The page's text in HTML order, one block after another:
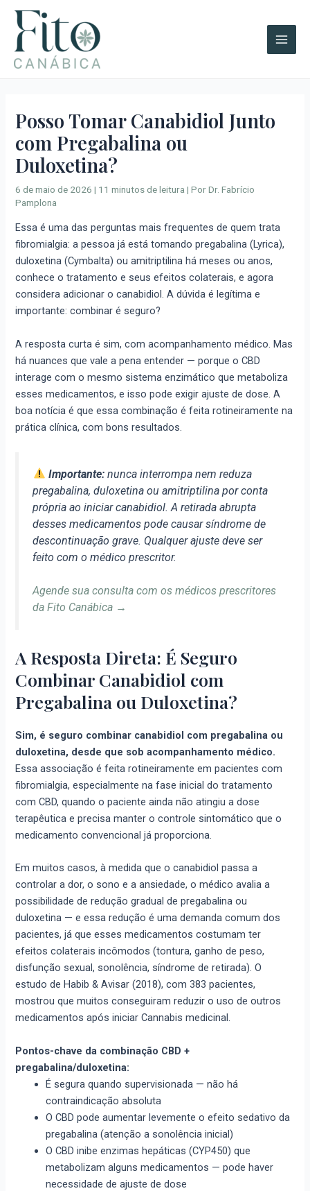
para
conteúdo
Posso Tomar Canabidiol Junto
com Pregabalina ou
Duloxetina?
6 de maio de 2026| 11 minutos de leitura | PorDr. Fabrício
Pamplona
Essa é uma das perguntas mais frequentes de quem trata
fibromialgia: a pessoa já está tomando pregabalina (Lyrica),
duloxetina (Cymbalta) ou amitriptilina há meses ou anos,
conhece o tratamento e seus efeitos colaterais, e agora
considera adicionar o canabidiol. A dúvida é legítima e
importante: combinar é seguro?
A resposta curta é sim, com acompanhamento médico. Mas
há nuances que vale a pena entender — porque o CBD
interage com o mesmo sistema enzimático que metaboliza
esses medicamentos, e isso pode exigir ajuste de dose. A
boa notícia é que essa combinação é feita rotineiramente na
prática clínica, com bons resultados.
Importante:nunca interrompa nem reduza
pregabalina, duloxetina ou amitriptilina por conta
própria ao iniciar canabidiol. A retirada abrupta
desses medicamentos pode causar síndrome de
descontinuação grave. Qualquer ajuste deve ser
feito com o médico prescritor.
Agende sua consulta com os médicos prescritores
da Fito Canábica →
A Resposta Direta: É Seguro
Combinar Canabidiol com
Pregabalina ou Duloxetina?
Sim, é seguro combinar canabidiol com pregabalina ou
duloxetina, desde que sob acompanhamento médico.
Essa associação é feita rotineiramente em pacientes com
fibromialgia, especialmente na fase inicial do tratamento
com CBD, quando o paciente ainda não atingiu a dose
terapêutica e precisa manter o controle sintomático que o
medicamento convencional já proporciona.
Em muitos casos, à medida que o canabidiol passa a
controlar a dor, o sono e a ansiedade, o médico avalia a
possibilidade de redução gradual de pregabalina ou
duloxetina — e essa redução é uma demanda comum dos
pacientes, já que esses medicamentos costumam ter
efeitos colaterais incômodos (tontura, ganho de peso,
disfunção sexual, sonolência, síndrome de retirada). O
estudo de Habib & Avisar (2018), com 383 pacientes,
mostrou que muitos conseguiram reduzir o uso de outros
medicamentos após iniciar Cannabis medicinal.
Pontos-chave da combinação CBD +
pregabalina/duloxetina:
É segura quando supervisionada — não há
contraindicação absoluta
O CBD pode aumentar levemente o efeito sedativo da
pregabalina (atenção a sonolência inicial)
O CBD inibe enzimas hepáticas (CYP450) que
metabolizam alguns medicamentos — pode haver
necessidade de ajuste de dose
A
r
q
u
o
s